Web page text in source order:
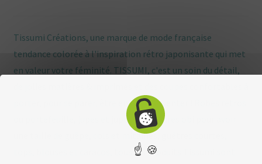
Tissumi Créations, une marque de mode française
tendance colorée à l'inspiration rétro japonisante qui met
en valeur votre féminité. TISSUMI, c'est un soin du détail,
porter, pour se parer, être enviée, s'inventer ! Robes rétros
ou portefeuille, jupes et jupons, ceintures obi pour avoir
une taille de guêpe, cols et mitaines, guêtres courtes,
tops, blouses et caracos, tous les produits Tissumi sont
☝ 🍪